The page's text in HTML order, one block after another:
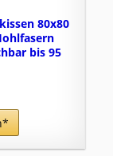
80x80
bis 95